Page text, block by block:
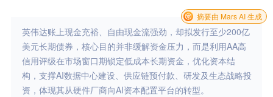
英伟达账上现金充裕、自由现金流强劲，却拟发行至少200亿
美元长期债券，核心目的并非缓解资金压力，而是利用AA高
信用评级在市场窗口期锁定低成本长期资金，优化资本结
构，支撑AI数据中心建设、供应链预付款、研发及生态战略投
资，体现其从硬件厂商向AI资本配置平台的转型。
摘要由 Mars AI 生成